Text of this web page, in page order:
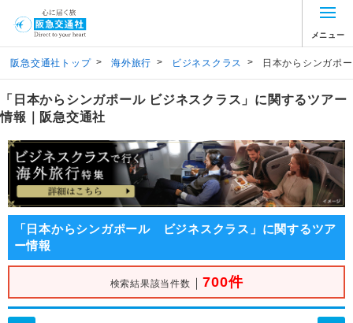
メニュー
阪急交通社トップ > 海外旅行 > ビジネスクラス > 日本からシンガポ
「日本からシンガポール ビジネスクラス」に関するツアー
情報｜阪急交通社
「日本からシンガポール ビジネスクラス」に関するツア
ー情報
検索結果該当件数 ｜700件